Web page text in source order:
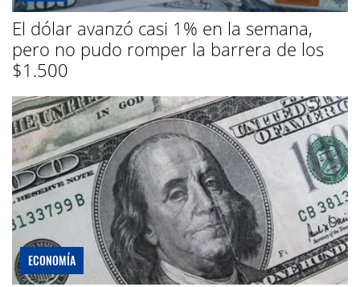
El dólar avanzó casi 1% en la semana,
pero no pudo romper la barrera de los
$1.500
ECONOMÍA